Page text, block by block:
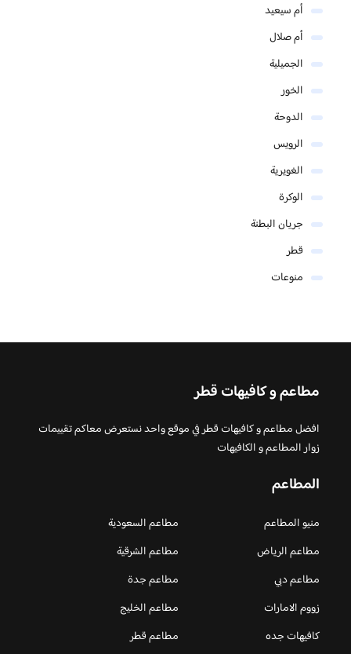
أم سيعيد
أم صلال
الجميلية
الخور
الدوحة
الرويس
الغويرية
الوكرة
جريان البطنة
قطر
منوعات
مطاعم و كافيهات قطر
افضل مطاعم و كافيهات قطر في موقع واحد نستعرض معاكم تقييمات
زوار المطاعم و الكافيهات
المطاعم
منيو المطاعم
مطاعم السعودية
مطاعم الرياض
مطاعم الشرقية
مطاعم دبي
مطاعم جدة
زووم الامارات
مطاعم الخليج
كافيهات جده
مطاعم قطر